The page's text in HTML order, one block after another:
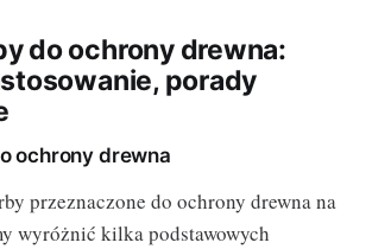
do ochrony drewna:
porady
ochrony drewna
przeznaczone do ochrony drewna na
wyróżnić kilka podstawowych